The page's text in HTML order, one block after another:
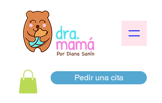
Pedir una cita